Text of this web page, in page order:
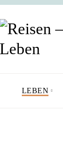
LEBEN